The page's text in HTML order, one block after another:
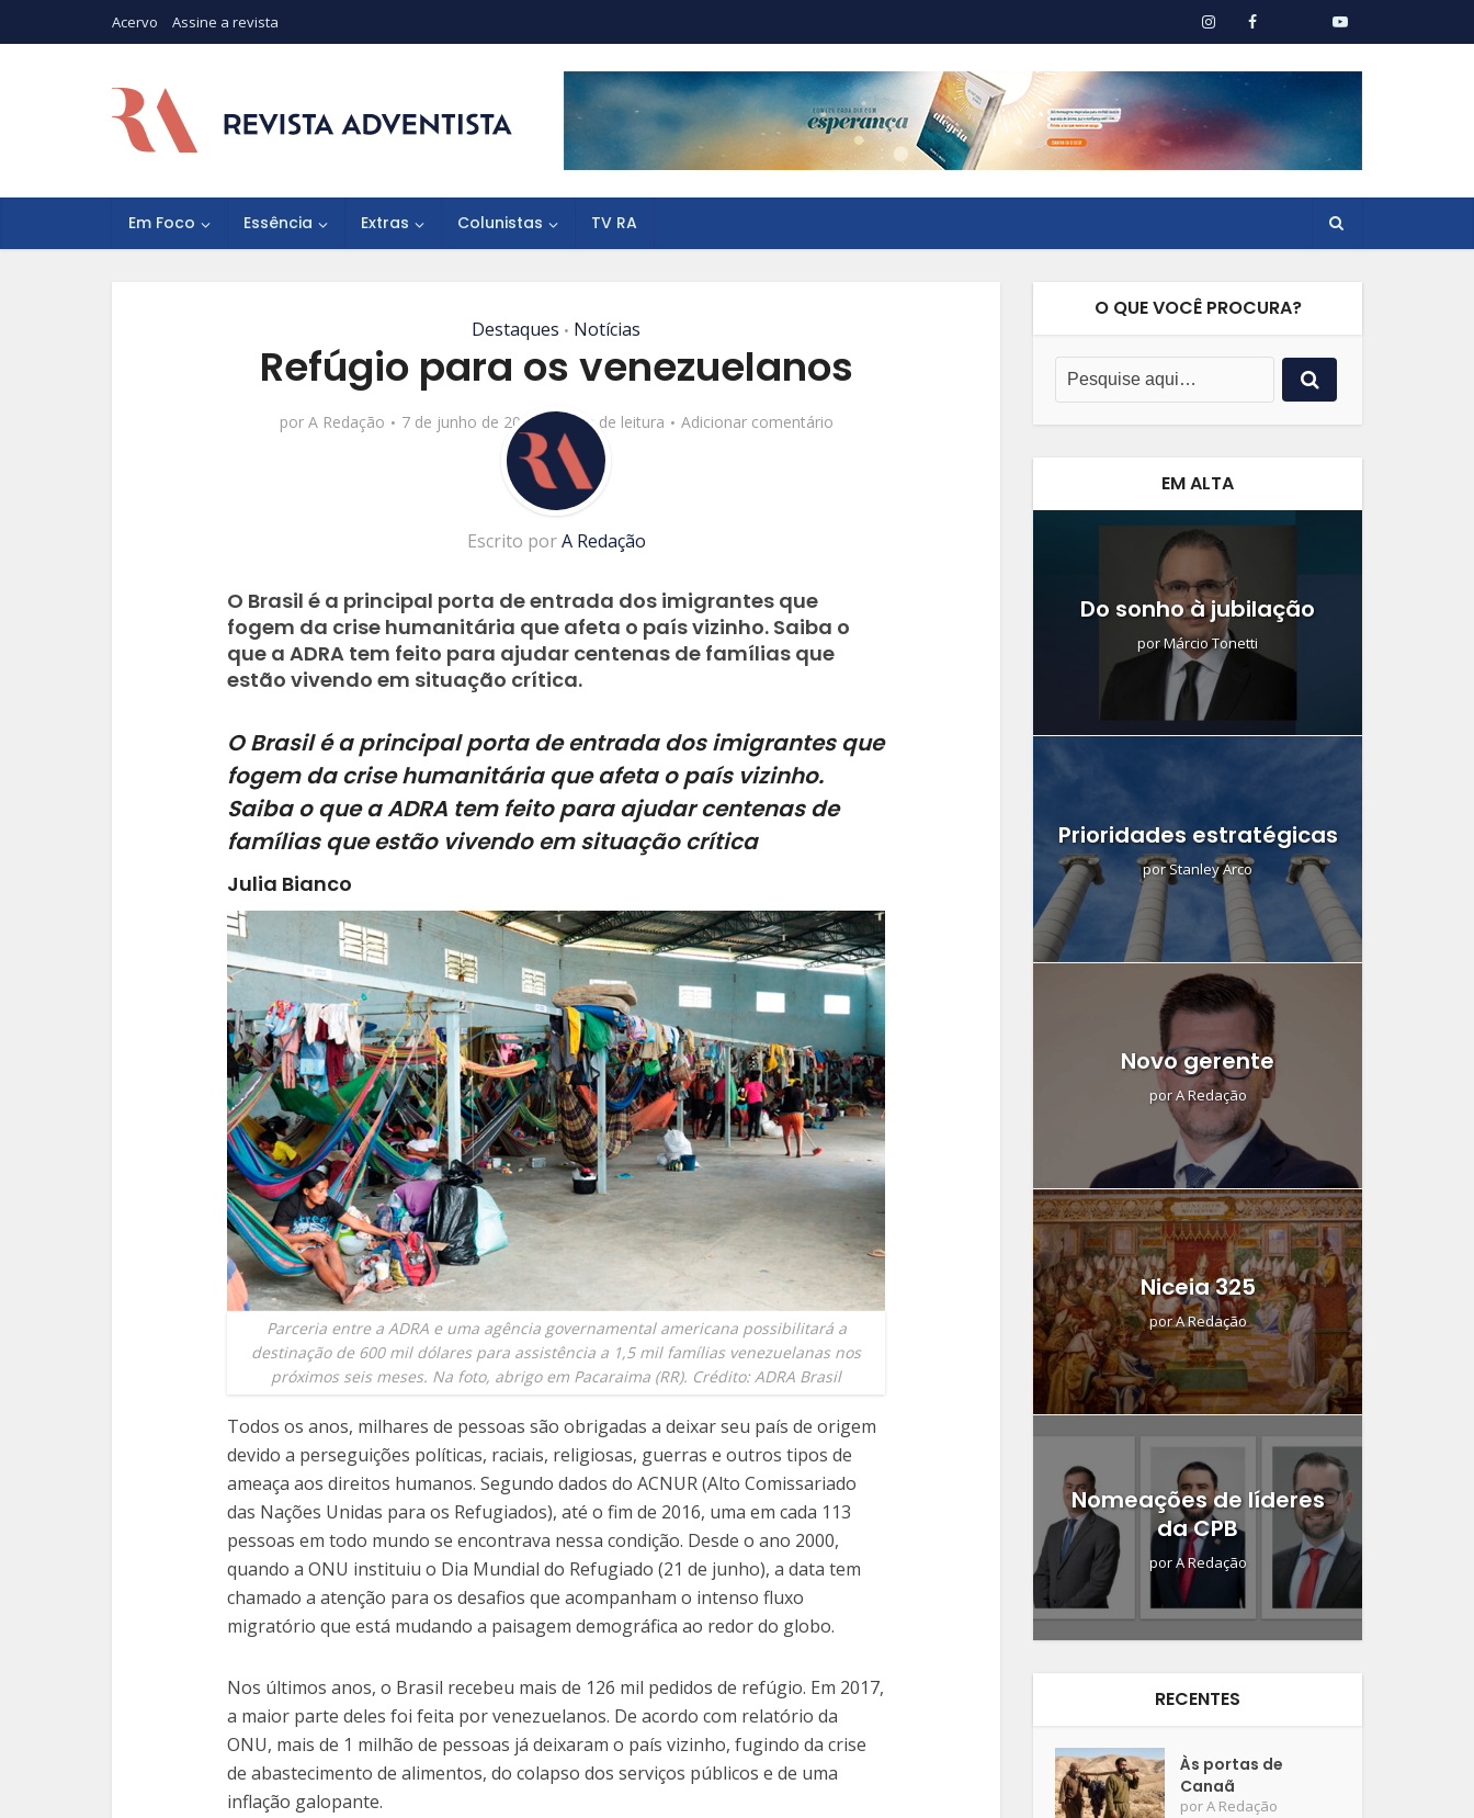
Acervo Assine a revista
Em Foco Essência Extras Colunistas TV RA
Destaques • Notícias
Refúgio para os venezuelanos
por A Redação 7 de junho de 2018 3 min de leitura Adicionar comentário
Escrito porA Redação
O Brasil é a principal porta de entrada dos imigrantes que
fogem da crise humanitária que afeta o país vizinho. Saiba o
que a ADRA tem feito para ajudar centenas de famílias que
estão vivendo em situação crítica.
O Brasil é a principal porta de entrada dos imigrantes que
fogem da crise humanitária que afeta o país vizinho.
Saiba o que a ADRA tem feito para ajudar centenas de
famílias que estão vivendo em situação crítica
Julia Bianco
Parceria entre a ADRA e uma agência governamental americana possibilitará a
destinação de 600 mil dólares para assistência a 1,5 mil famílias venezuelanas nos
próximos seis meses. Na foto, abrigo em Pacaraima (RR). Crédito: ADRA Brasil
Todos os anos, milhares de pessoas são obrigadas a deixar seu país de origem
devido a perseguições políticas, raciais, religiosas, guerras e outros tipos de
ameaça aos direitos humanos. Segundo dados do ACNUR (Alto Comissariado
das Nações Unidas para os Refugiados), até o fim de 2016, uma em cada 113
pessoas em todo mundo se encontrava nessa condição. Desde o ano 2000,
quando a ONU instituiu o Dia Mundial do Refugiado (21 de junho), a data tem
chamado a atenção para os desafios que acompanham o intenso fluxo
migratório que está mudando a paisagem demográfica ao redor do globo.
Nos últimos anos, o Brasil recebeu mais de 126 mil pedidos de refúgio. Em 2017,
a maior parte deles foi feita por venezuelanos. De acordo com relatório da
ONU, mais de 1 milhão de pessoas já deixaram o país vizinho, fugindo da crise
de abastecimento de alimentos, do colapso dos serviços públicos e de uma
inflação galopante.
O QUE VOCÊ PROCURA?
EM ALTA
Do sonho à jubilação
porMárcio Tonetti
Prioridades estratégicas
porStanley Arco
Novo gerente
porA Redação
Niceia 325
porA Redação
Nomeações de líderes
da CPB
porA Redação
RECENTES
Às portas de
Canaã
porA Redação